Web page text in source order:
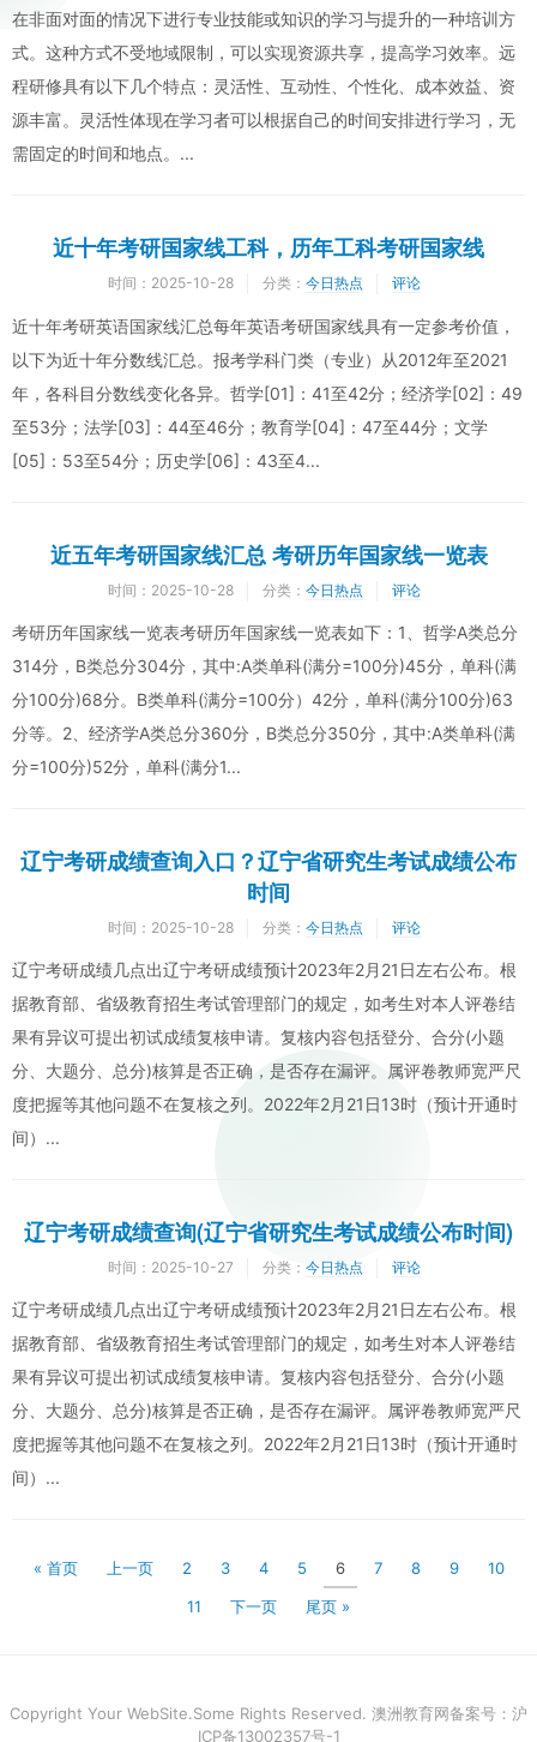
在非面对面的情况下进行专业技能或知识的学习与提升的一种培训方
式。这种方式不受地域限制，可以实现资源共享，提高学习效率。远
程研修具有以下几个特点：灵活性、互动性、个性化、成本效益、资
源丰富。灵活性体现在学习者可以根据自己的时间安排进行学习，无
需固定的时间和地点。...
近十年考研国家线工科，历年工科考研国家线
时间： 2025-10-28 分类： 今日热点 评论
近十年考研英语国家线汇总每年英语考研国家线具有一定参考价值，
以下为近十年分数线汇总。报考学科门类（专业）从2012年至2021
年，各科目分数线变化各异。哲学[01]：41至42分；经济学[02]：49
至53分；法学[03]：44至46分；教育学[04]：47至44分；文学
[05]：53至54分；历史学[06]：43至4...
近五年考研国家线汇总 考研历年国家线一览表
时间： 2025-10-28 分类： 今日热点 评论
考研历年国家线一览表考研历年国家线一览表如下：1、哲学A类总分
314分，B类总分304分，其中:A类单科(满分=100分)45分，单科(满
分100分)68分。B类单科(满分=100分）42分，单科(满分100分)63
分等。2、经济学A类总分360分，B类总分350分，其中:A类单科(满
分=100分)52分，单科(满分1...
辽宁考研成绩查询入口？辽宁省研究生考试成绩公布
时间
时间： 2025-10-28 分类： 今日热点 评论
辽宁考研成绩几点出辽宁考研成绩预计2023年2月21日左右公布。根
据教育部、省级教育招生考试管理部门的规定，如考生对本人评卷结
果有异议可提出初试成绩复核申请。复核内容包括登分、合分(小题
分、大题分、总分)核算是否正确，是否存在漏评。属评卷教师宽严尺
度把握等其他问题不在复核之列。2022年2月21日13时（预计开通时
间）...
辽宁考研成绩查询(辽宁省研究生考试成绩公布时间)
时间： 2025-10-27 分类： 今日热点 评论
辽宁考研成绩几点出辽宁考研成绩预计2023年2月21日左右公布。根
据教育部、省级教育招生考试管理部门的规定，如考生对本人评卷结
果有异议可提出初试成绩复核申请。复核内容包括登分、合分(小题
分、大题分、总分)核算是否正确，是否存在漏评。属评卷教师宽严尺
度把握等其他问题不在复核之列。2022年2月21日13时（预计开通时
间）...
« 首页 上一页 2 3 4 5 6 7 8 9
10
11
下一页 尾页 »
Copyright Your WebSite.Some Rights Reserved. 澳洲教育网备案号：沪
ICP备13002357号-1